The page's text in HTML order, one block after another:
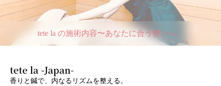
tete la の施術内容〜あなたに合う整いへ。
tete la -Japan-
香りと鍼で、内なるリズムを整える。